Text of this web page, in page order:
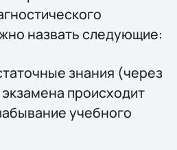
назвать следующие:
знания (через
происходит
учебного